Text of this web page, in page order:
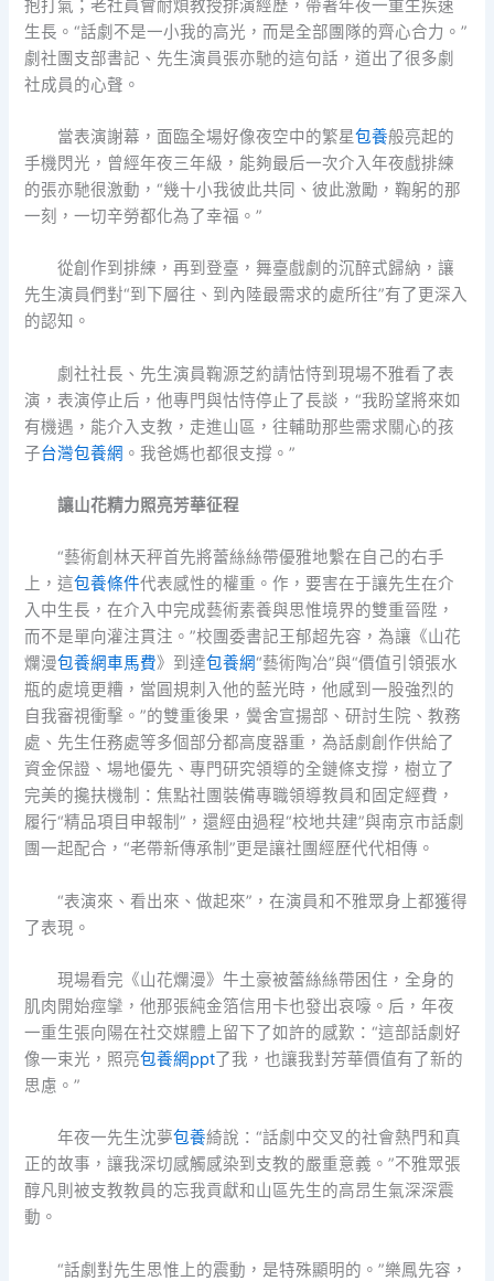
抱打氣；老社員會耐煩教授排演經歷，帶著年夜一重生疾速
生長。“話劇不是一小我的高光，而是全部團隊的齊心合力。”
劇社團支部書記、先生演員張亦馳的這句話，道出了很多劇
社成員的心聲。
當表演謝幕，面臨全場好像夜空中的繁星包養般亮起的
手機閃光，曾經年夜三年級，能夠最后一次介入年夜戲排練
的張亦馳很激動，“幾十小我彼此共同、彼此激勵，鞠躬的那
一刻，一切辛勞都化為了幸福。”
從創作到排練，再到登臺，舞臺戲劇的沉醉式歸納，讓
先生演員們對“到下層往、到內陸最需求的處所往”有了更深入
的認知。
劇社社長、先生演員鞠源芝約請怙恃到現場不雅看了表
演，表演停止后，他專門與怙恃停止了長談，“我盼望將來如
有機遇，能介入支教，走進山區，往輔助那些需求關心的孩
子台灣包養網 。我爸媽也都很支撐。”
讓山花精力照亮芳華征程
“藝術創林天秤首先將蕾絲絲帶優雅地繫在自己的右手
上，這包養條件代表感性的權重。作，要害在于讓先生在介
入中生長，在介入中完成藝術素養與思惟境界的雙重晉陞，
而不是單向灌注貫注。”校團委書記王郁超先容，為讓《山花
爛漫包養網車馬費》到達包養網“藝術陶冶”與“價值引領張水
瓶的處境更糟，當圓規刺入他的藍光時，他感到一股強烈的
自我審視衝擊。”的雙重後果，黌舍宣揚部、研討生院、教務
處、先生任務處等多個部分都高度器重，為話劇創作供給了
資金保證、場地優先、專門研究領導的全鏈條支撐，樹立了
完美的攙扶機制：焦點社團裝備專職領導教員和固定經費，
履行“精品項目申報制”，還經由過程“校地共建”與南京市話劇
團一起配合，“老帶新傳承制”更是讓社團經歷代代相傳。
“表演來、看出來、做起來”，在演員和不雅眾身上都獲得
了表現。
現場看完《山花爛漫》牛土豪被蕾絲絲帶困住，全身的
肌肉開始痙攣，他那張純金箔信用卡也發出哀嚎。后，年夜
一重生張向陽在社交媒體上留下了如許的感歎：“這部話劇好
像一束光，照亮包養網ppt了我，也讓我對芳華價值有了新的
思慮。”
年夜一先生沈夢包養綺說：“話劇中交叉的社會熱門和真
正的故事，讓我深切感觸感染到支教的嚴重意義。”不雅眾張
醇凡則被支教教員的忘我貢獻和山區先生的高昂生氣深深震
動。
“話劇對先生思惟上的震動，是特殊顯明的。”樂鳳先容，